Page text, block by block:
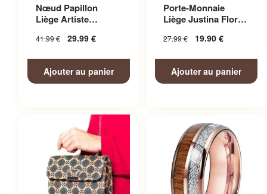
Nœud Papillon
Liège Artiste
41.99€ 29.99 €
Ajouter au panier
Porte-Monnaie
Liège Justina Floral
27.99€ 19.90 €
Ajouter au panier